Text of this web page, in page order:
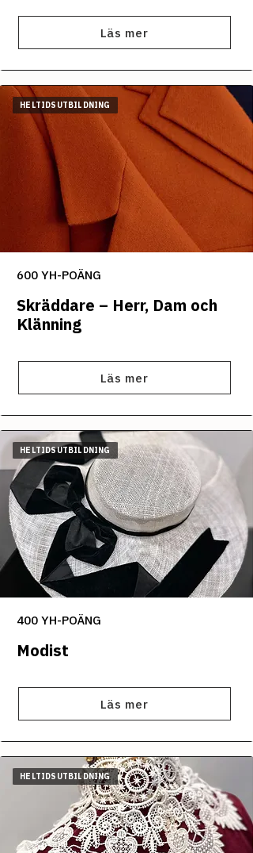
Läs mer
HELTIDSUTBILDNING
600 YH-POÄNG
Skräddare – Herr, Dam och
Klänning
Läs mer
HELTIDSUTBILDNING
400 YH-POÄNG
Modist
Läs mer
HELTIDSUTBILDNING